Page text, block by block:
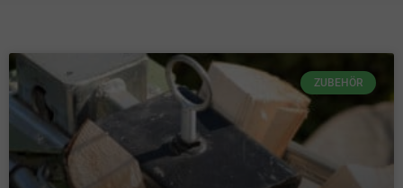
ZUBEHÖR